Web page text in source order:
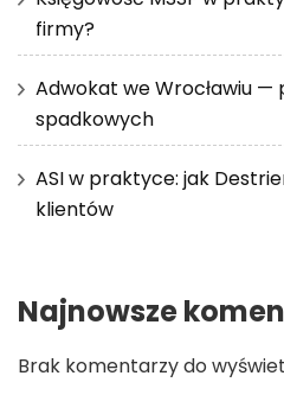
firmy?
Adwokat we Wrocławiu
spadkowych
ASI w praktyce: jak
klientów
Najnowsze
Brak komentarzy do